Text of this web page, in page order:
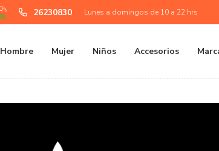
Hombre Mujer Niños Accesorios
26230830 Lunes a domingos de 10 a 22 hrs